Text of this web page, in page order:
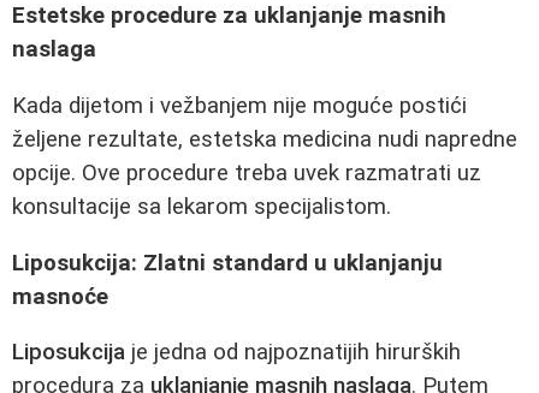
Estetske procedure za uklanjanje masnih
naslaga
Kada dijetom i vežbanjem nije moguće postići
željene rezultate, estetska medicina nudi napredne
opcije. Ove procedure treba uvek razmatrati uz
konsultacije sa lekarom specijalistom.
Liposukcija: Zlatni standard u uklanjanju
masnoće
Liposukcija je jedna od najpoznatijih hirurških
procedura za uklanjanje masnih naslaga. Putem